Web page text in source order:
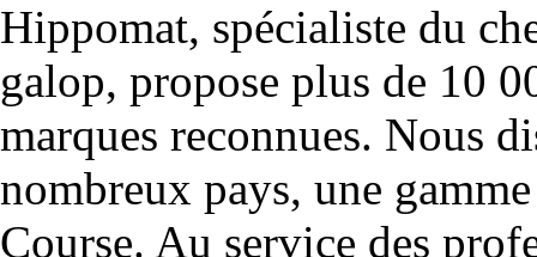
Hippomat, spécialiste du
galop, propose plus de 10
marques reconnues. Nous
nombreux pays, une
Course. Au service des